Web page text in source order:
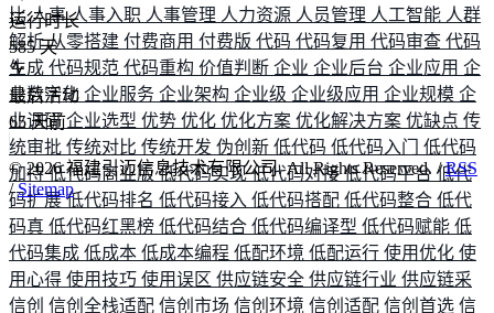
比人事人事入职 人事管理 人力资源 人员管理 人工智能 人群
解析从零搭建 付费商用 付费版 代码 代码复用 代码审查 代码
生成 代码规范 代码重构 价值判断 企业 企业后台 企业应用 企
业数字化 企业服务 企业架构 企业级 企业级应用 企业规模 企
业调研企业选型 优势 优化 优化方案 优化解决方案 优缺点 传
统审批 传统对比 传统开发 伪创新 低代码 低代码入门 低代码
加持低代码商业版低代码实现低代码对接低代码平台 低代
码扩展低代码排名 低代码接入 低代码搭配 低代码整合 低代
码真 低代码红黑榜 低代码结合 低代码编译型 低代码赋能 低
代码集成 低成本 低成本编程 低配环境 低配运行 使用优化 使
用心得 使用技巧 使用误区 供应链安全 供应链行业 供应链采
信创 信创全栈适配 信创市场 信创环境 信创适配 信创首选 信
运行时长
585 天
最后活动
65 天前
©2026福建引迈信息技术有限公司. All Rights Reserved. /RSS
/Sitemap